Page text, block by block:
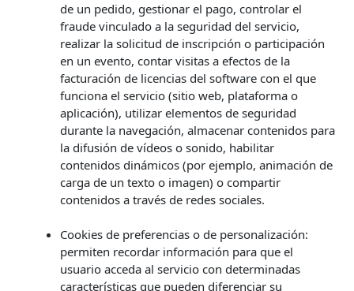
de un pedido, gestionar el pago, controlar el
fraude vinculado a la seguridad del servicio,
realizar la solicitud de inscripción o participación
en un evento, contar visitas a efectos de la
facturación de licencias del software con el que
funciona el servicio (sitio web, plataforma o
aplicación), utilizar elementos de seguridad
durante la navegación, almacenar contenidos para
la difusión de vídeos o sonido, habilitar
contenidos dinámicos (por ejemplo, animación de
carga de un texto o imagen) o compartir
contenidos a través de redes sociales.
Cookies de preferencias o de personalización:
permiten recordar información para que el
usuario acceda al servicio con determinadas
características que pueden diferenciar su